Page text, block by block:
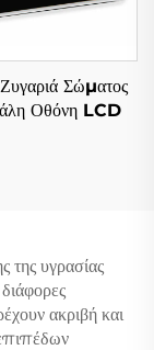
Σώματος
Οθόνη LCD
της υγρασίας
ακριβή και